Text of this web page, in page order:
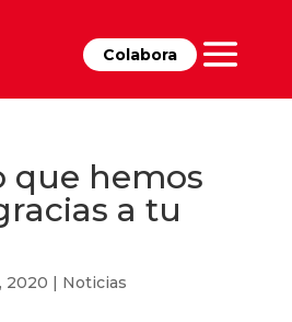
Colabora
que hemos
a tu
2020 | Noticias